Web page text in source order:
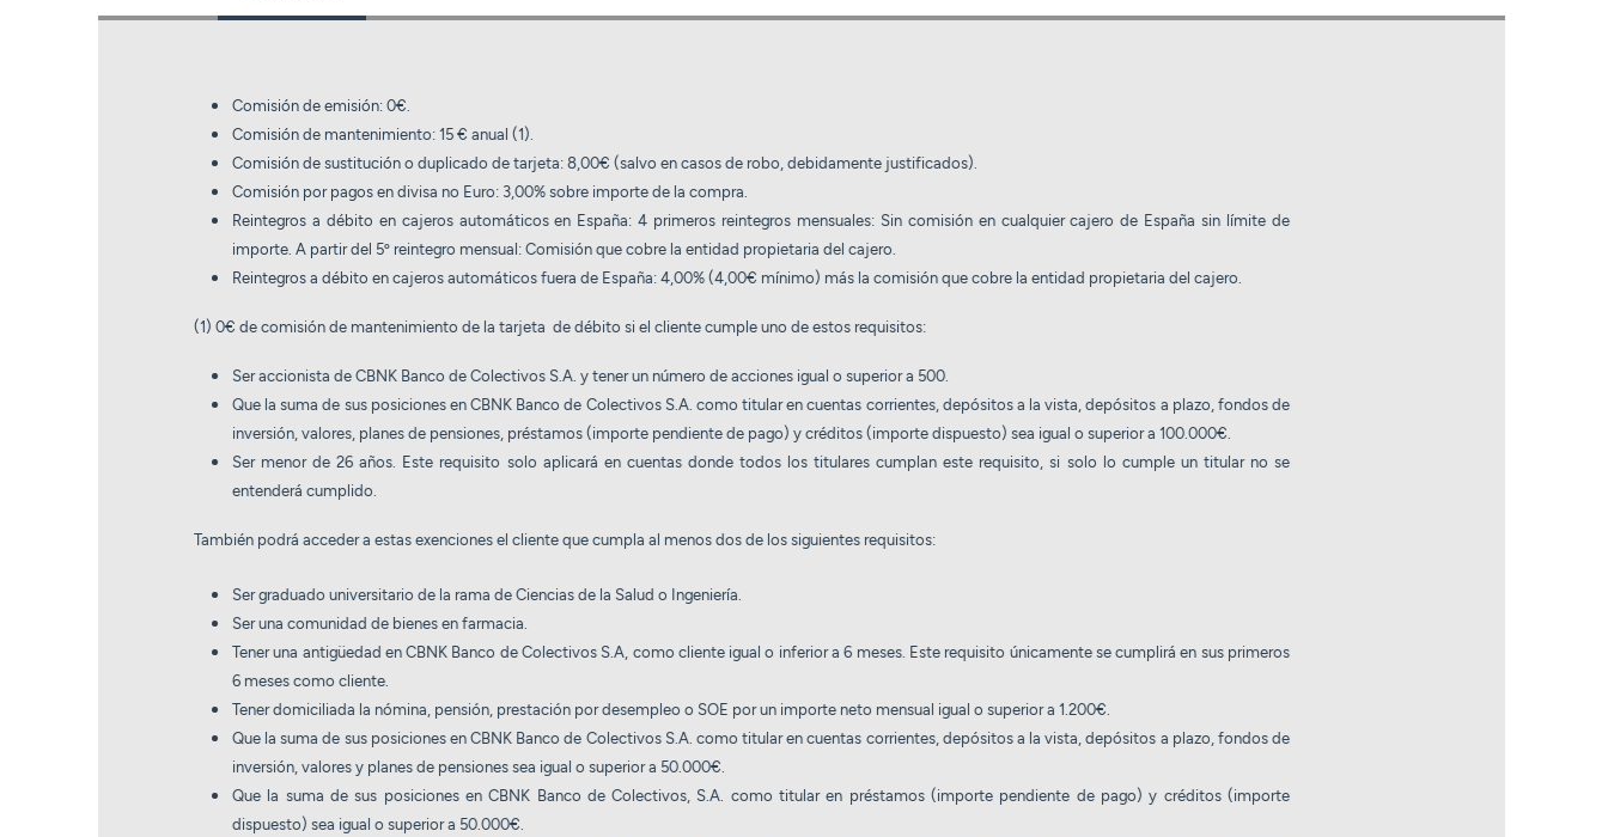
Comisión de emisión: 0€.
Comisión de mantenimiento: 15 € anual (1).
Comisión de sustitución o duplicado de tarjeta: 8,00€ (salvo en casos de robo, debidamente justificados).
Comisión por pagos en divisa no Euro: 3,00% sobre importe de la compra.
Reintegros a débito en cajeros automáticos en España: 4 primeros reintegros mensuales: Sin comisión en cualquier cajero de España sin límite de
importe. A partir del 5º reintegro mensual: Comisión que cobre la entidad propietaria del cajero.
Reintegros a débito en cajeros automáticos fuera de España: 4,00% (4,00€ mínimo) más la comisión que cobre la entidad propietaria del cajero.
(1) 0€ de comisión de mantenimiento de la tarjeta de débito si el cliente cumple uno de estos requisitos:
Ser accionista de CBNK Banco de Colectivos S.A. y tener un número de acciones igual o superior a 500.
Que la suma de sus posiciones en CBNK Banco de Colectivos S.A. como titular en cuentas corrientes, depósitos a la vista, depósitos a plazo, fondos de
inversión, valores, planes de pensiones, préstamos (importe pendiente de pago) y créditos (importe dispuesto) sea igual o superior a 100.000€.
Ser menor de 26 años. Este requisito solo aplicará en cuentas donde todos los titulares cumplan este requisito, si solo lo cumple un titular no se
entenderá cumplido.
También podrá acceder a estas exenciones el cliente que cumpla al menos dos de los siguientes requisitos:
Ser graduado universitario de la rama de Ciencias de la Salud o Ingeniería.
Ser una comunidad de bienes en farmacia.
Tener una antigüedad en CBNK Banco de Colectivos S.A, como cliente igual o inferior a 6 meses. Este requisito únicamente se cumplirá en sus primeros
6 meses como cliente.
Tener domiciliada la nómina, pensión, prestación por desempleo o SOE por un importe neto mensual igual o superior a 1.200€.
Que la suma de sus posiciones en CBNK Banco de Colectivos S.A. como titular en cuentas corrientes, depósitos a la vista, depósitos a plazo, fondos de
inversión, valores y planes de pensiones sea igual o superior a 50.000€.
Que la suma de sus posiciones en CBNK Banco de Colectivos, S.A. como titular en préstamos (importe pendiente de pago) y créditos (importe
dispuesto) sea igual o superior a 50.000€.